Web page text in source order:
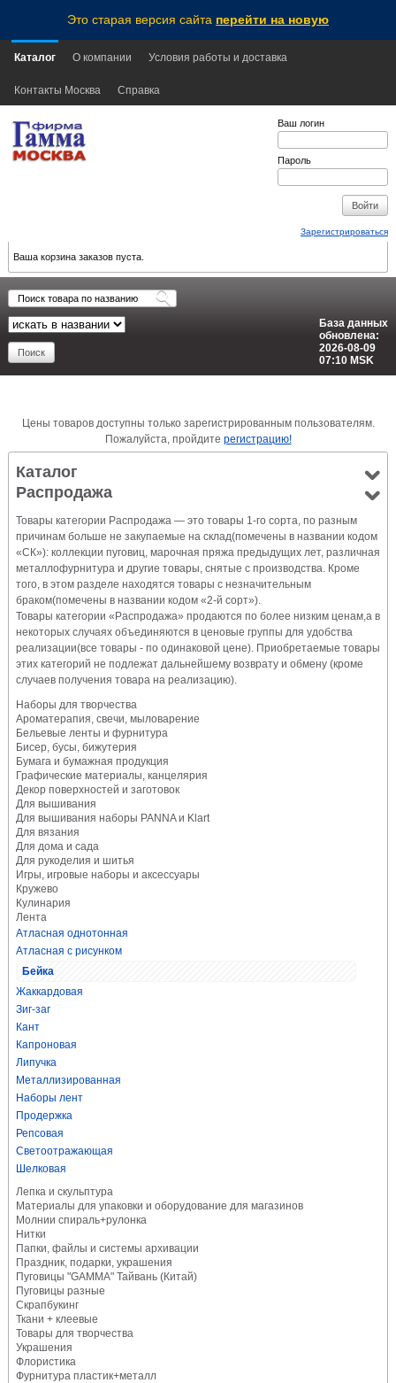
Это старая версия сайта перейти на новую
Каталог О компании Условия работы и доставка
Контакты Москва Справка
Ваш логин
Пароль
Зарегистрироваться
Ваша корзина заказов пуста.
База данных
обновлена:
2026-08-09
07:10 MSK
Цены товаров доступны только зарегистрированным пользователям.
Пожалуйста, пройдите регистрацию!
Каталог
Распродажа
Товары категории Распродажа — это товары 1-го сорта, по разным
причинам больше не закупаемые на склад(помечены в названии кодом
«СК»): коллекции пуговиц, марочная пряжа предыдущих лет, различная
металлофурнитура и другие товары, снятые с производства. Кроме
того, в этом разделе находятся товары с незначительным
браком(помечены в названии кодом «2-й сорт»).
Товары категории «Распродажа» продаются по более низким ценам,а в
некоторых случаях объединяются в ценовые группы для удобства
реализации(все товары - по одинаковой цене). Приобретаемые товары
этих категорий не подлежат дальнейшему возврату и обмену (кроме
случаев получения товара на реализацию).
Наборы для творчества
Ароматерапия, свечи, мыловарение
Бельевые ленты и фурнитура
Бисер, бусы, бижутерия
Бумага и бумажная продукция
Графические материалы, канцелярия
Декор поверхностей и заготовок
Для вышивания
Для вышивания наборы PANNA и Klart
Для вязания
Для дома и сада
Для рукоделия и шитья
Игры, игровые наборы и аксессуары
Кружево
Кулинария
Лента
Атласная однотонная
Атласная с рисунком
Бейка
Жаккардовая
Зиг-заг
Кант
Капроновая
Липучка
Металлизированная
Наборы лент
Продержка
Репсовая
Светоотражающая
Шелковая
Лепка и скульптура
Материалы для упаковки и оборудование для магазинов
Молнии спираль+рулонка
Нитки
Папки, файлы и системы архивации
Праздник, подарки, украшения
Пуговицы "GAMMA" Тайвань (Китай)
Пуговицы разные
Скрапбукинг
Ткани + клеевые
Товары для творчества
Украшения
Флористика
Фурнитура пластик+металл